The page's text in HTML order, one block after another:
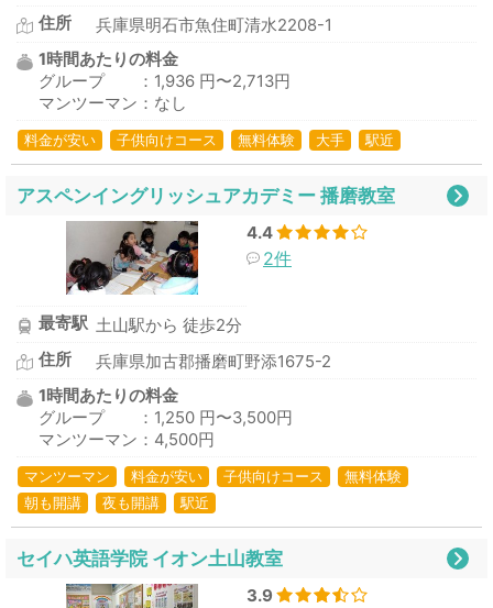
住所
兵庫県明石市魚住町清水2208-1
1時間あたりの料金
グループ ：1,936 円〜2,713円
マンツーマン：なし
料金が安い 子供向けコース 無料体験 大手 駅近
アスペンイングリッシュアカデミー 播磨教室
4.4
2件
最寄駅 土山駅から 徒歩2分
住所
兵庫県加古郡播磨町野添1675-2
1時間あたりの料金
グループ ：1,250 円〜3,500円
マンツーマン：4,500円
マンツーマン 料金が安い 子供向けコース
無料体験
朝も開講
夜も開講 駅近
セイハ英語学院 イオン土山教室
3.9